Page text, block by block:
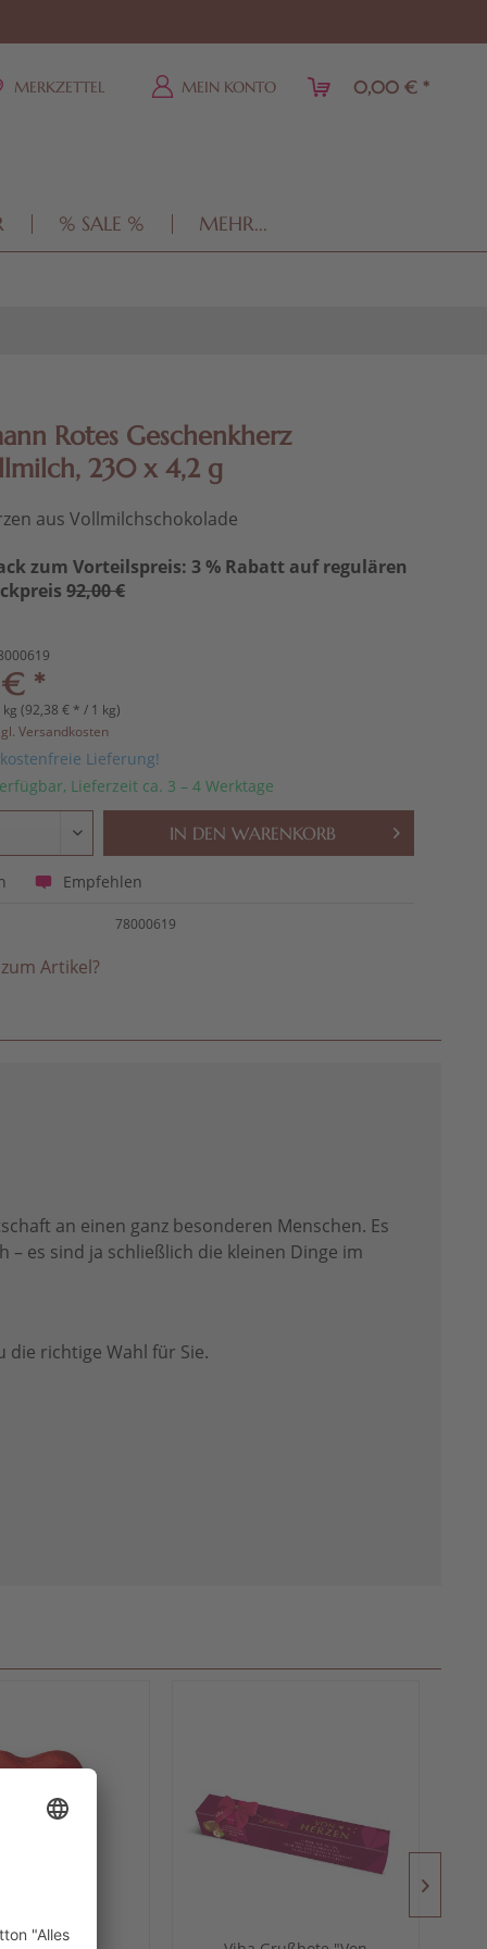
MERKZETTEL MEIN KONTO 0,00 € *
% SALE % MEHR...
Rotes Geschenkherz
230 x 4,2 g
aus Vollmilchschokolade
zum Vorteilspreis: 3 % Rabatt auf regulären
92,00 €
*
(92,38 € * / 1 kg)
Versandkosten
Lieferung!
Lieferzeit ca. 3 – 4 Werktage
IN DEN WARENKORB
Empfehlen
78000619
Artikel?
an einen ganz besonderen Menschen. Es
– es sind ja schließlich die kleinen Dinge im
die richtige Wahl für Sie.